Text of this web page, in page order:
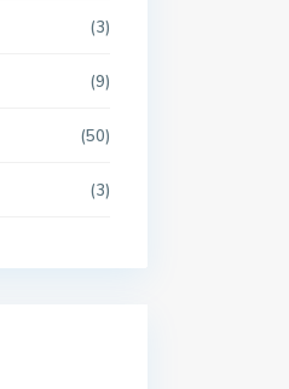
(3)
(9)
(50)
(3)